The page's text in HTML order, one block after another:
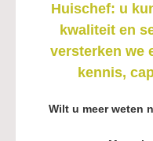
Huischef: u
kwaliteit en
versterken we
kennis,
Wilt u meer weten